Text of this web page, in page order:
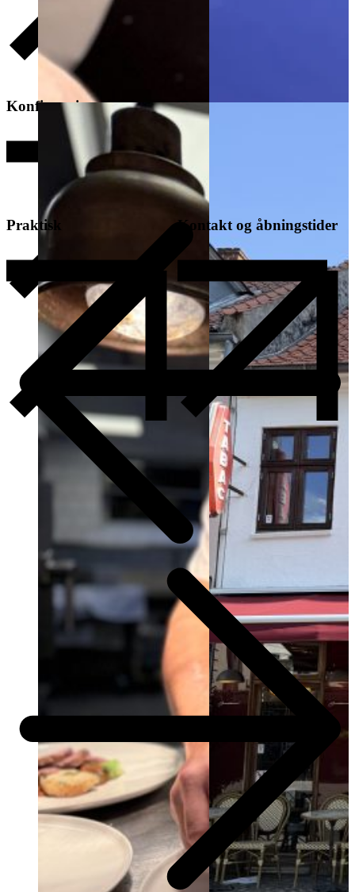
Konfirmation Teatermenu
Praktisk Kontakt og åbningstider